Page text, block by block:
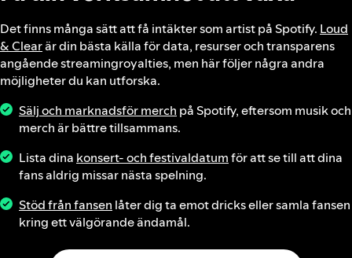
Det finns många sätt att få intäkter som artist på Spotify. Loud
& Clearär din bästa källa för data, resurser och transparens
angående streamingroyalties, men här följer några andra
möjligheter du kan utforska.
Sälj och marknadsför merch på Spotify, eftersom musik och
merch är bättre tillsammans.
Lista dina konsert- och festivaldatumför att se till att dina
fans aldrig missar nästa spelning.
Stöd från fansen låter dig ta emot dricks eller samla fansen
kring ett välgörande ändamål.